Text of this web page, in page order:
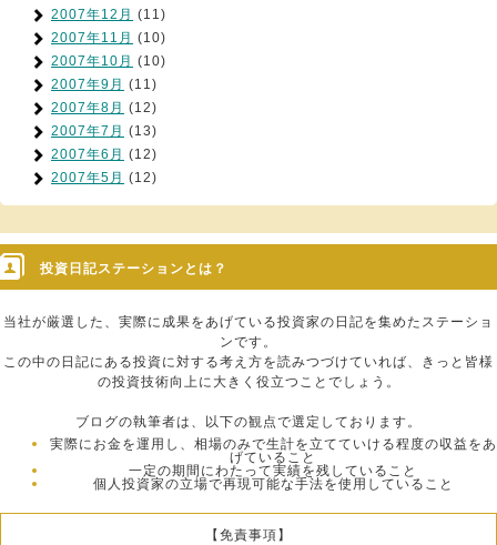
2007年12月 (11)
2007年11月 (10)
2007年10月 (10)
2007年9月 (11)
2007年8月 (12)
2007年7月 (13)
2007年6月 (12)
2007年5月 (12)
投資日記ステーションとは？
当社が厳選した、実際に成果をあげている投資家の日記を集めたステーショ
ンです。
この中の日記にある投資に対する考え方を読みつづけていれば、きっと皆様
の投資技術向上に大きく役立つことでしょう。
ブログの執筆者は、以下の観点で選定しております。
実際にお金を運用し、相場のみで生計を立てていける程度の収益をあ
げていること
一定の期間にわたって実績を残していること
個人投資家の立場で再現可能な手法を使用していること
【免責事項】